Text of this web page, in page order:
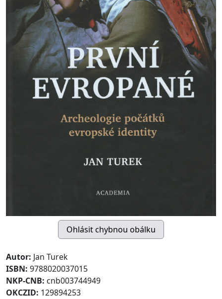
Autor: Jan Turek
ISBN: 9788020037015
NKP-CNB: cnb003744949
OKCZID: 129894253